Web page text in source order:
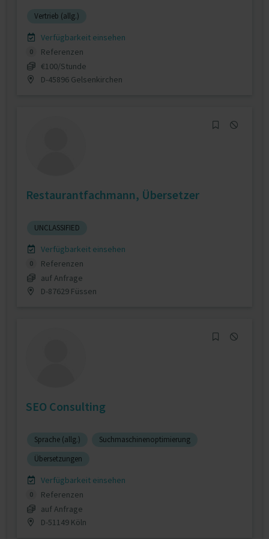
Vertrieb (allg.)
Verfügbarkeit einsehen
0
Referenzen
€100/Stunde
D-45896 Gelsenkirchen
Restaurantfachmann, Übersetzer
UNCLASSIFIED
Verfügbarkeit einsehen
0
Referenzen
auf Anfrage
D-87629 Füssen
SEO Consulting
Sprache (allg.)
Suchmaschinenoptimierung
Übersetzungen
Verfügbarkeit einsehen
0
Referenzen
auf Anfrage
D-51149 Köln